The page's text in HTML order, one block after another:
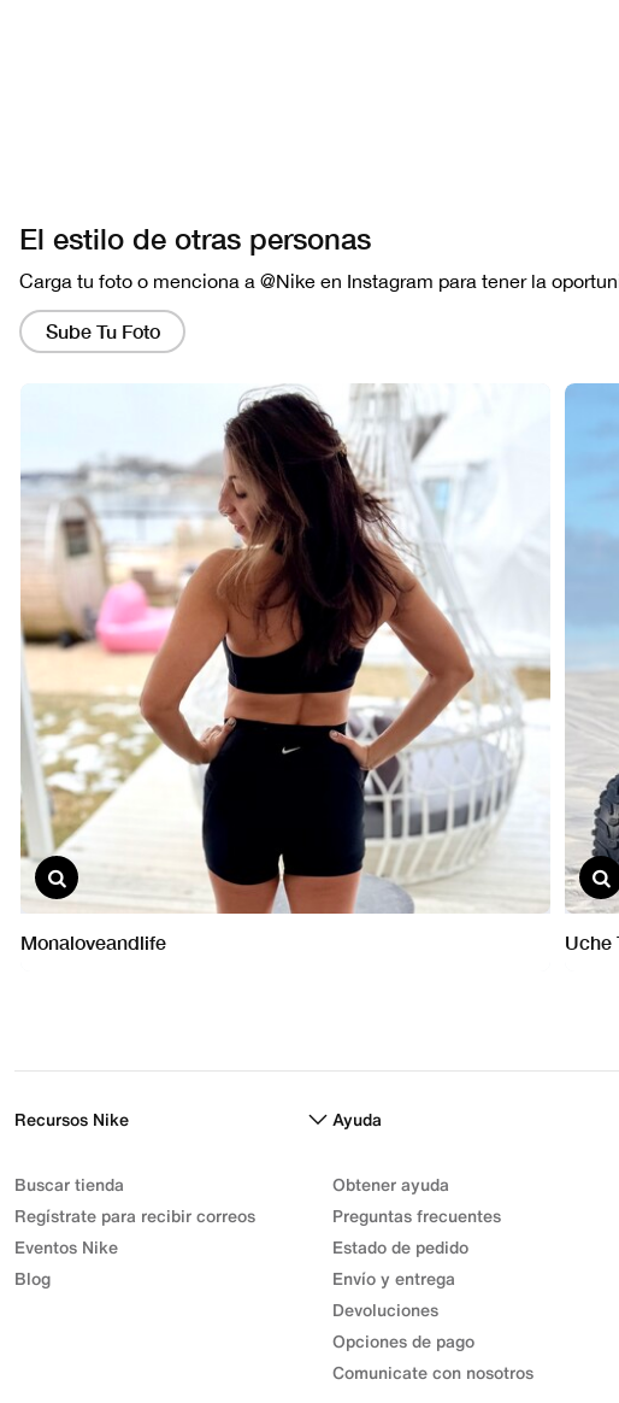
Recursos Nike
Buscar tienda
Regístrate para recibir correos
Eventos Nike
Blog
Ayuda
Obtener ayuda
Preguntas frecuentes
Estado de pedido
Envío y entrega
Devoluciones
Opciones de pago
Comunicate con nosotros